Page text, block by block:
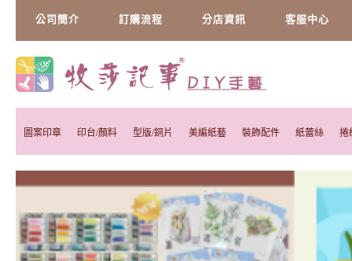
公司簡介 訂購流程 分店資訊 客服中心
圖案印章 印台/顏料 型版/銅片 美編紙藝 裝飾配件 紙蕾絲 捲